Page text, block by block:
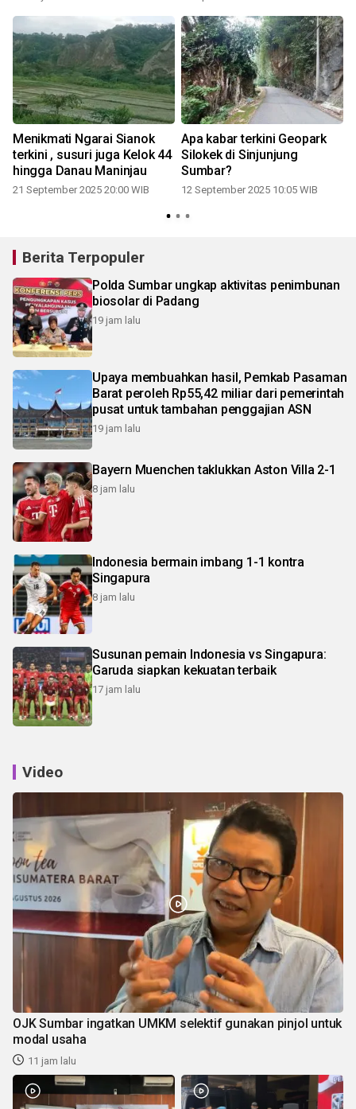
Menikmati Ngarai Sianok
terkini , susuri juga Kelok 44
hingga Danau Maninjau
21 September 2025 20:00 WIB
Apa kabar terkini Geopark
Silokek di Sinjunjung
Sumbar?
12 September 2025 10:05 WIB
Berita Terpopuler
Polda Sumbar ungkap aktivitas penimbunan
biosolar di Padang
19 jam lalu
Upaya membuahkan hasil, Pemkab Pasaman
Barat peroleh Rp55,42 miliar dari pemerintah
pusat untuk tambahan penggajian ASN
19 jam lalu
Bayern Muenchen taklukkan Aston Villa 2-1
8 jam lalu
Indonesia bermain imbang 1-1 kontra
Singapura
8 jam lalu
Susunan pemain Indonesia vs Singapura:
Garuda siapkan kekuatan terbaik
17 jam lalu
Video
OJK Sumbar ingatkan UMKM selektif gunakan pinjol untuk
modal usaha
11 jam lalu